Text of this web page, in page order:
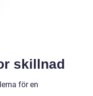
skillnad
för en